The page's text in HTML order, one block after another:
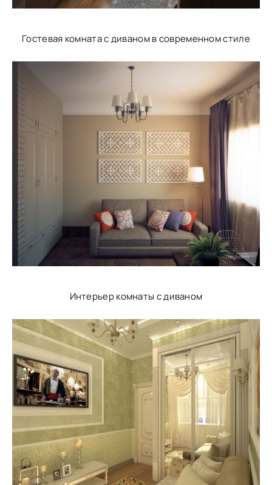
Гостевая комната с диваном в современном стиле
Интерьер комнаты с диваном